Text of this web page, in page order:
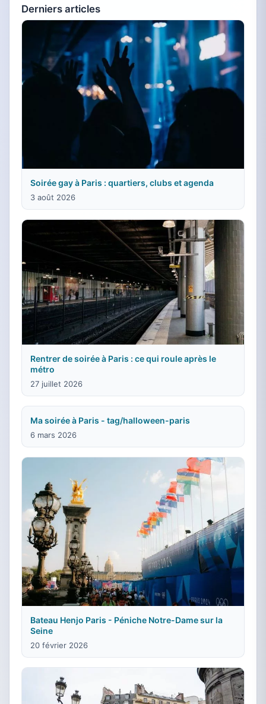
Derniers articles
Soirée gay à Paris : quartiers, clubs et agenda
3 août 2026
Rentrer de soirée à Paris : ce qui roule après le
métro
27 juillet 2026
Ma soirée à Paris - tag/halloween-paris
6 mars 2026
Bateau Henjo Paris - Péniche Notre-Dame sur la
Seine
20 février 2026